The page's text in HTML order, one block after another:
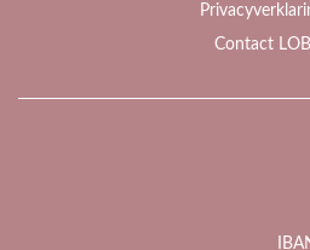
Contact LOB